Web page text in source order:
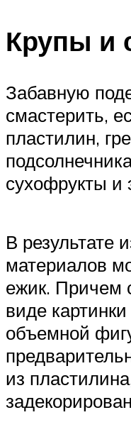
Крупы и
Забавную
смастерить,
пластилин,
сухофрукты и
В результате
материалов
ежик. Причем
виде
объемной
из